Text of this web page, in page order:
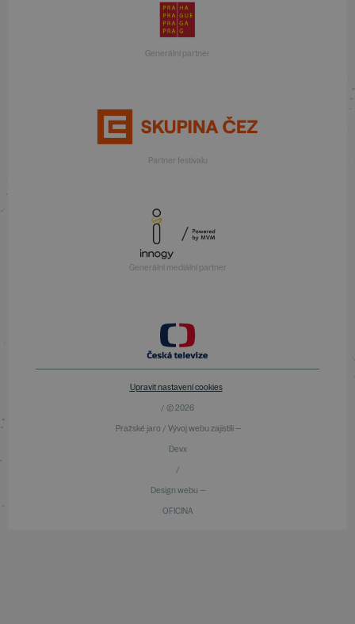
Generální partner
Partner festivalu
Generální mediální partner
Upravit nastavení cookies
/ © 2026
Pražské jaro / Vývoj webu zajistili —
Devx
/
Design webu —
OFICINA